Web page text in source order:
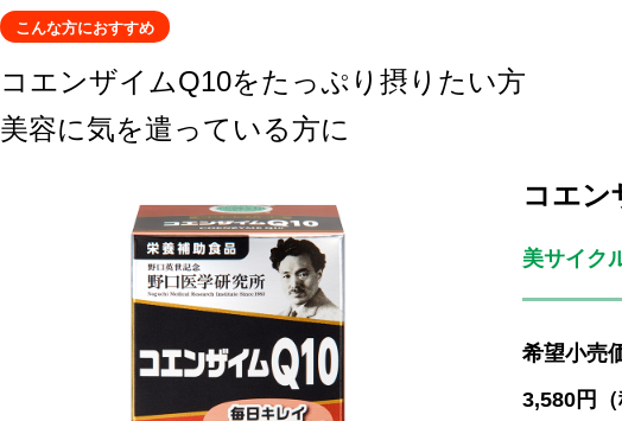
こんな方におすすめ
コエンザイムQ10をたっぷり摂りたい方
美容に気を遣っている方に
コエン
美サイク
希望小売
3,580円（